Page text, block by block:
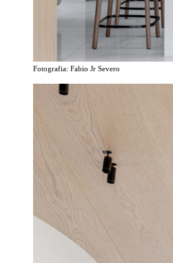
Fotografia: Fabio Jr Severo